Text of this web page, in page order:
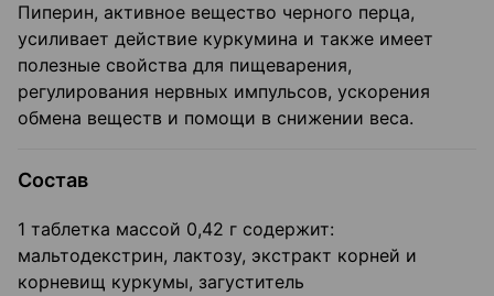
Пиперин, активное вещество черного перца,
усиливает действие куркумина и также имеет
полезные свойства для пищеварения,
регулирования нервных импульсов, ускорения
обмена веществ и помощи в снижении веса.
Состав
1 таблетка массой 0,42 г содержит:
мальтодекстрин, лактозу, экстракт корней и
корневищ куркумы, загуститель